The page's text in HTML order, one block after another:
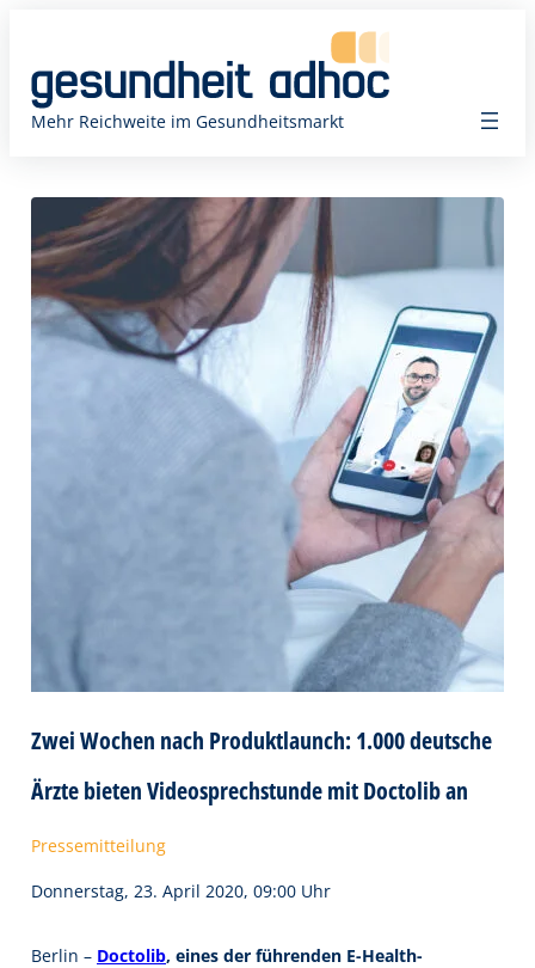
springen
Mehr Reichweite im Gesundheitsmarkt
Zwei Wochen nach Produktlaunch: 1.000 deutsche
Ärzte bieten Videosprechstunde mit Doctolib an
Pressemitteilung
Donnerstag, 23. April 2020, 09:00 Uhr
Berlin – Doctolib, eines der führenden E-Health-